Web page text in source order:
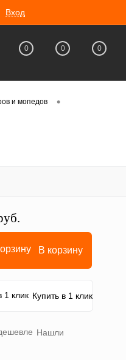
Вход
0 0 0
и мопедов •
В корзину
Купить в 1 клик
Нашли